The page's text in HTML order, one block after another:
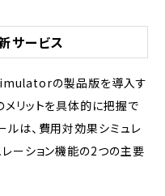
サービス
の製品版を導入す
リットを具体的に把握で
ルは、費用対効果シミュレ
ーション機能の2つの主要